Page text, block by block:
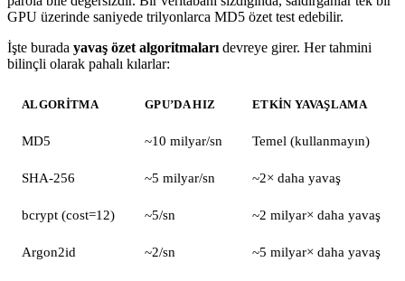
GPU üzerinde saniyede trilyonlarca MD5 özet test edebilir.
İşte burada yavaş özet algoritmaları devreye girer. Her tahmini
bilinçli olarak pahalı kılarlar:
ALGORITMA GPU’DA HIZ ETKIN YAVAŞLAMA
MD5 ~10 milyar/sn Temel (kullanmayın)
SHA-256 ~5 milyar/sn ~2× daha yavaş
bcrypt (cost=12) ~5/sn ~2 milyar× daha yavaş
Argon2id ~2/sn ~5 milyar× daha yavaş